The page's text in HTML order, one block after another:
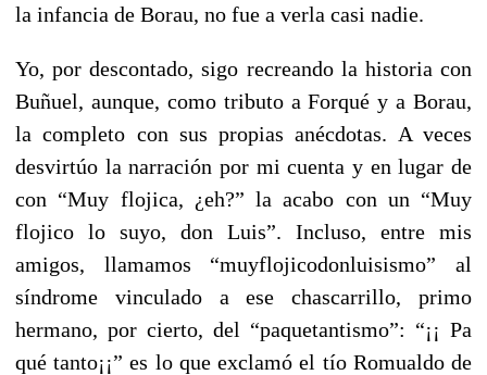
la infancia de Borau, no fue a verla casi nadie.
Yo, por descontado, sigo recreando la historia con
Buñuel, aunque, como tributo a Forqué y a Borau,
la completo con sus propias anécdotas. A veces
desvirtúo la narración por mi cuenta y en lugar de
con “Muy flojica, ¿eh?” la acabo con un “Muy
flojico lo suyo, don Luis”. Incluso, entre mis
amigos, llamamos “muyflojicodonluisismo” al
síndrome vinculado a ese chascarrillo, primo
hermano, por cierto, del “paquetantismo”: “¡¡ Pa
qué tanto¡¡” es lo que exclamó el tío Romualdo de